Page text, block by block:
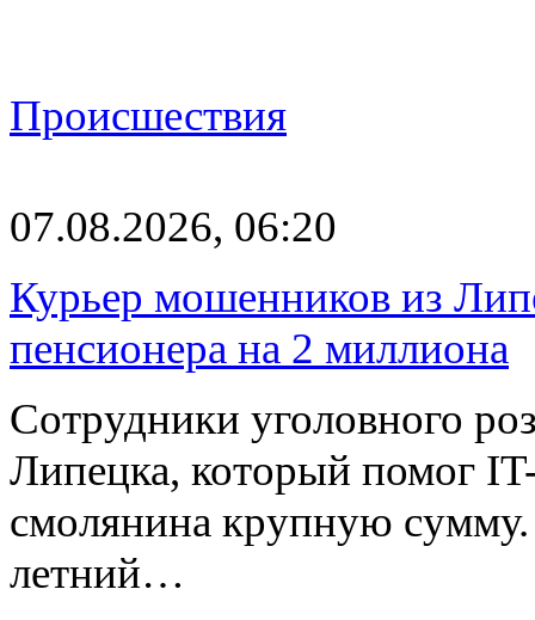
Происшествия
07.08.2026, 06:20
Курьер мошенников из
пенсионера на 2 миллиона
Сотрудники уголовного
Липецка, который помог
смолянина крупную
летний…